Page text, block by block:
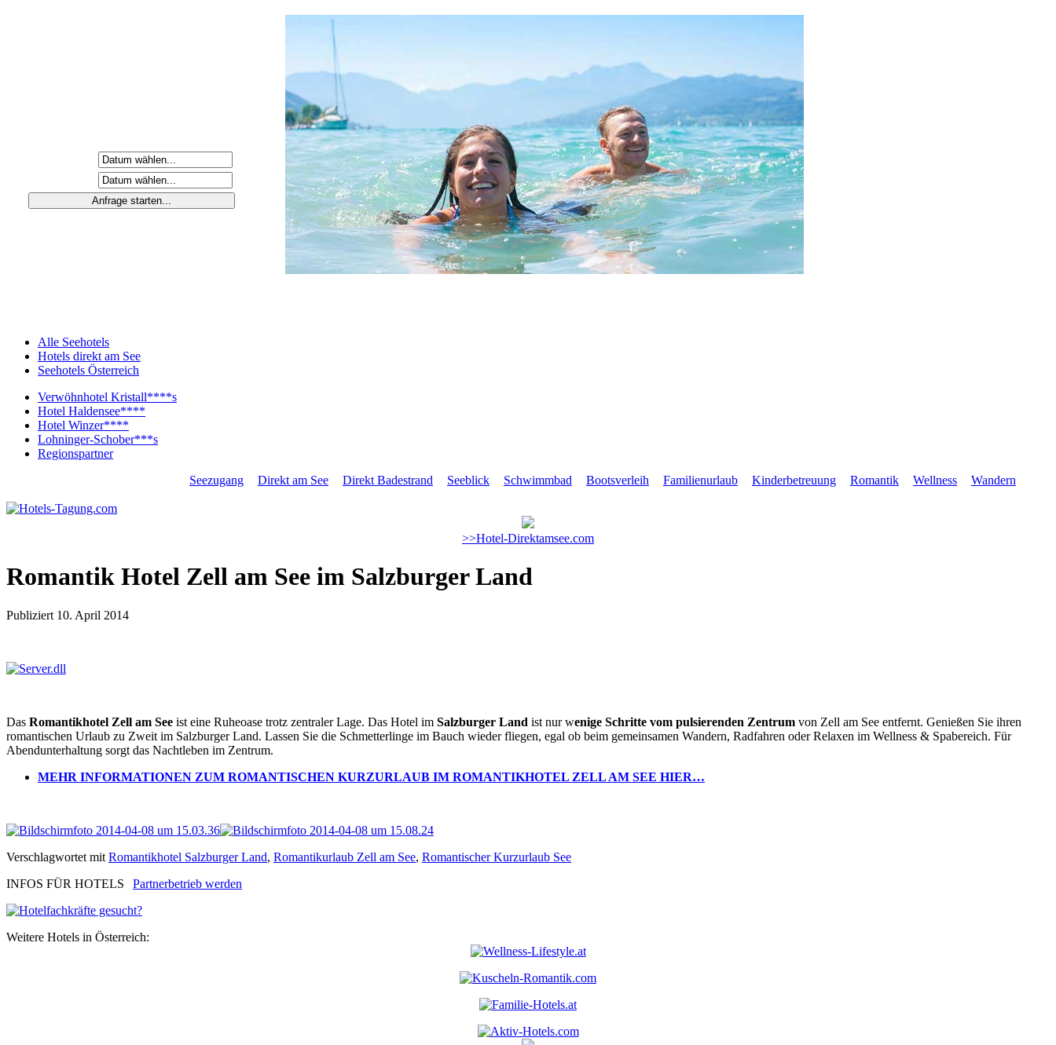
Alle Seehotels
Hotels direkt am See
Seehotels Österreich
Verwöhnhotel Kristall****s
Hotel Haldensee****
Hotel Winzer****
Lohninger-Schober***s
Regionspartner
Seezugang Direkt am See Direkt Badestrand Seeblick Schwimmbad Bootsverleih Familienurlaub Kinderbetreuung Romantik Wellness
Wandern
>>Hotel-Direktamsee.com
Romantik Hotel Zell am See im Salzburger Land
Publiziert 10. April 2014
Das Romantikhotel Zell am See ist eine Ruheoase trotz zentraler Lage. Das Hotel im Salzburger Land ist nur wenige Schritte vom pulsierenden Zentrum von Zell am See entfernt. Genießen Sie ihren
romantischen Urlaub zu Zweit im Salzburger Land. Lassen Sie die Schmetterlinge im Bauch wieder fliegen, egal ob beim gemeinsamen Wandern, Radfahren oder Relaxen im Wellness & Spabereich. Für
Abendunterhaltung sorgt das Nachtleben im Zentrum.
MEHR INFORMATIONEN ZUM ROMANTISCHEN KURZURLAUB IM ROMANTIKHOTEL ZELL AM SEE HIER…
Verschlagwortet mit Romantikhotel Salzburger Land, Romantikurlaub Zell am See, Romantischer Kurzurlaub See
INFOS FÜR HOTELS
Partnerbetrieb werden
Weitere Hotels in Österreich: